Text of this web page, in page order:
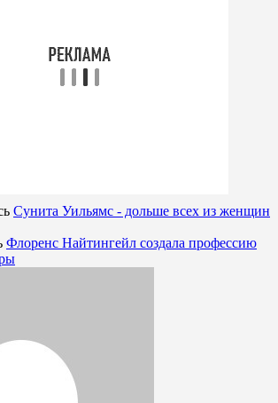
Сунита Уильямс - дольше всех из женщин
Флоренс Найтингейл создала профессию